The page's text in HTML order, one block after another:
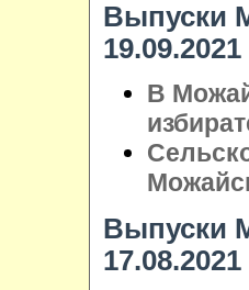
Выпуски
19.09.2021
В
Выпуски
17.08.2021